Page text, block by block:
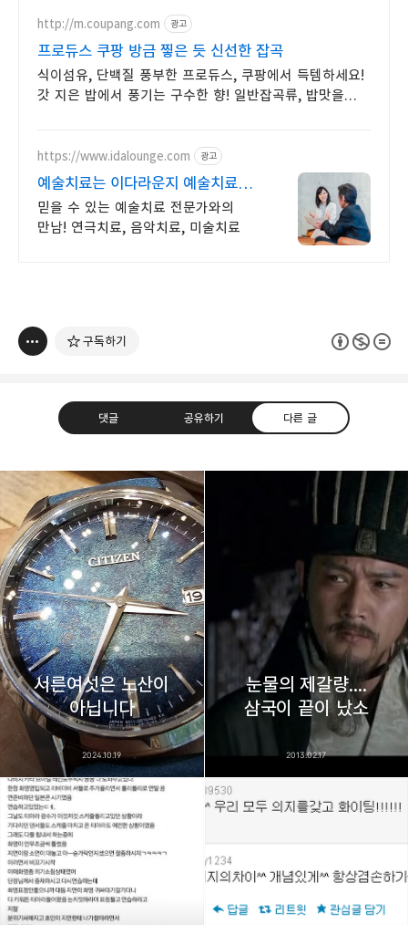
http://m.coupang.com 광고
프로듀스 쿠팡 방금 찧은 듯 신선한 잡곡
식이섬유, 단백질 풍부한 프로듀스, 쿠팡에서 득템하세요!
갓 지은 밥에서 풍기는 구수한 향! 일반잡곡류, 밥맛을
https://www.idalounge.com 광고
예술치료는 이다라운지 예술치료
플랫폼 이다라운지
믿을 수 있는 예술치료 전문가와의
만남! 연극치료, 음악치료, 미술치료
구독하기
댓글 공유하기 다른 글
thebravepost.com
bravesjb@gmail.com, South Korea, Since 2004
구독하기
구독하기 카카오톡 트위터
카카오스토리 밴드 네이버 블로그
서른여섯은 노산이
아닙니다
2024.10.19
눈물의 제갈량....
삼국이 끝이 났소
2013.02.17